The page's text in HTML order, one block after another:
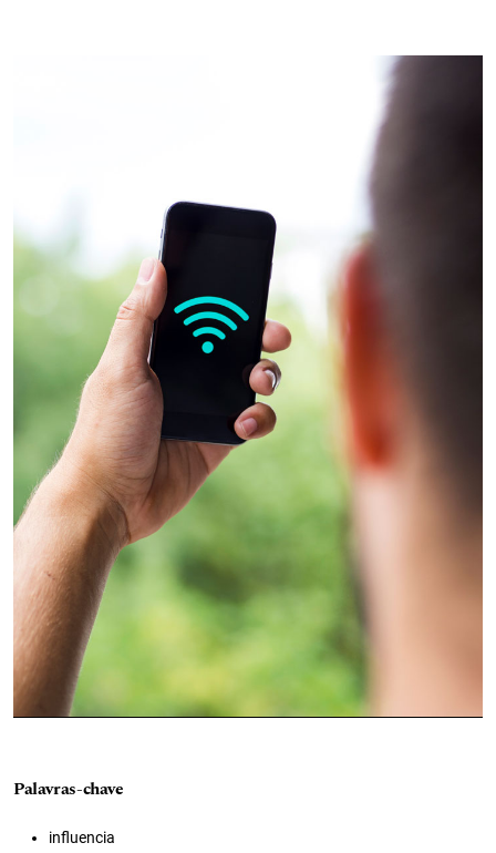
Palavras-chave
influencia